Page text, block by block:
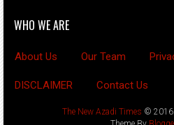
WHO WE ARE
About Us Our Team
DISCLAIMER Contact Us
The New Azadi Times ©